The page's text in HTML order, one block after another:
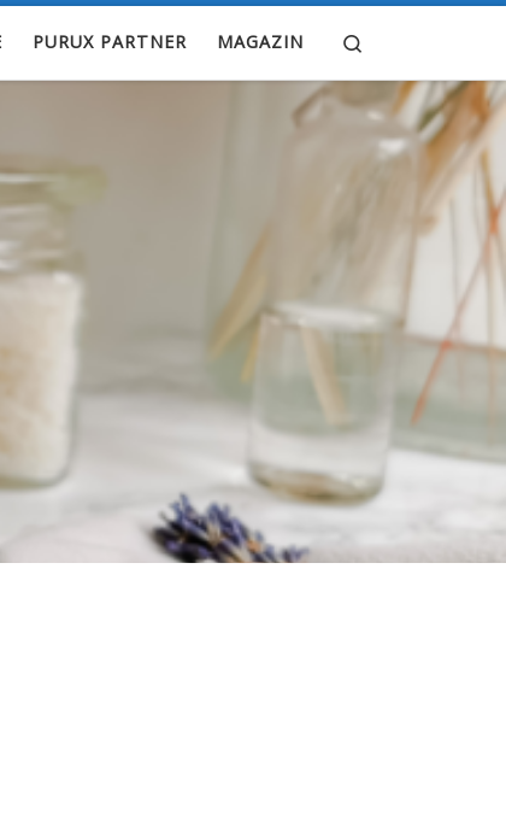
PURUX PARTNER MAGAZIN